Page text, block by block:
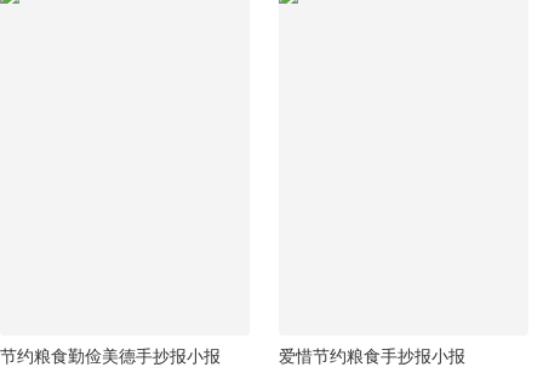
节约粮食勤俭美德手抄报小报 爱惜节约粮食手抄报小报